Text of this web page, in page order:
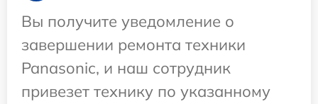
Вы получите уведомление о
завершении ремонта техники
Panasonic, и наш сотрудник
привезет технику по указанному